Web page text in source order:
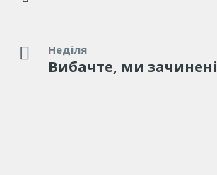
Неділя
Вибачте, ми зачинені